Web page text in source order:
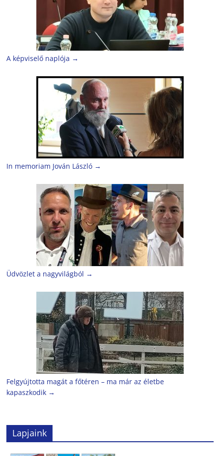
A képviselő naplója →
In memoriam Jován László →
Üdvözlet a nagyvilágból →
Felgyújtotta magát a főtéren – ma már az életbe
kapaszkodik →
Lapjaink